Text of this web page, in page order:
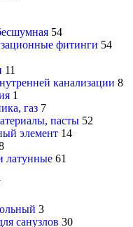
54
фитинги 54
11
канализации 8
1
газ 7
пасты 52
элемент 14
латунные 61
3
санузлов 30